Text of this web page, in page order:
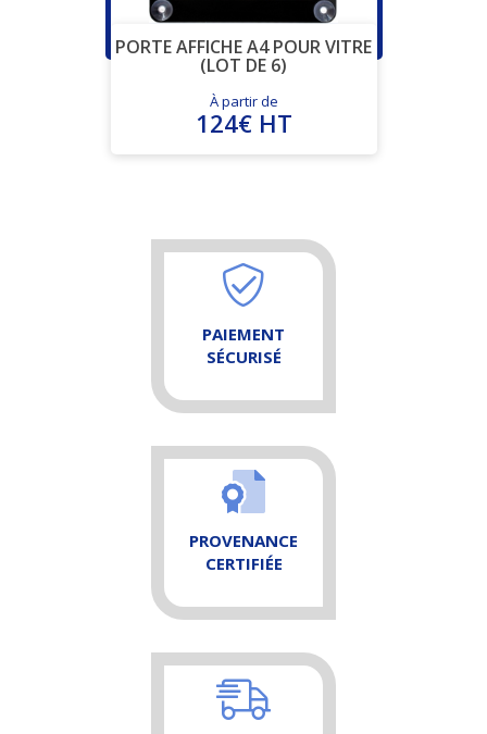
PORTE AFFICHE A4 POUR VITRE
(LOT DE 6)
À partir de
124€ HT
PAIEMENT
SÉCURISÉ
PROVENANCE
CERTIFIÉE